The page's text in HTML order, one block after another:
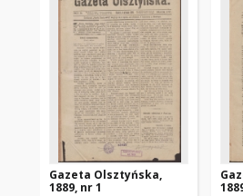
Gazeta Olsztyńska,
1889, nr 1